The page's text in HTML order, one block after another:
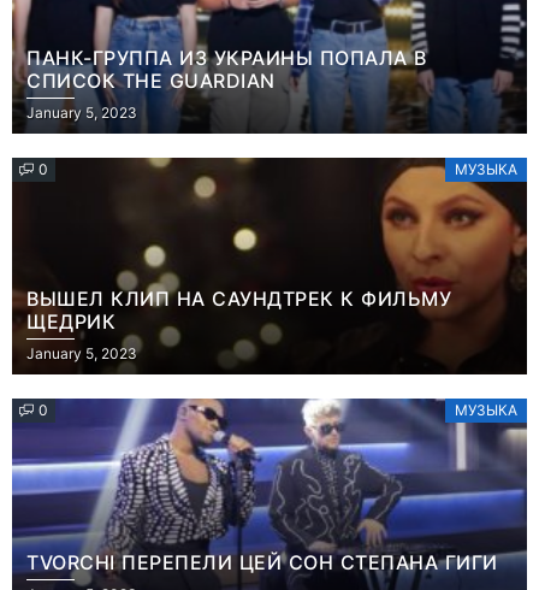
ПАНК-ГРУППА ИЗ УКРАИНЫ ПОПАЛА В
СПИСОК THE GUARDIAN
January 5, 2023
0 МУЗЫКА
ВЫШЕЛ КЛИП НА САУНДТРЕК К ФИЛЬМУ
ЩЕДРИК
January 5, 2023
0 МУЗЫКА
TVORCHI ПЕРЕПЕЛИ ЦЕЙ СОН СТЕПАНА ГИГИ